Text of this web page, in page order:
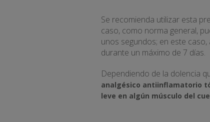
Se recomienda utilizar esta
caso, como norma general,
unos segundos; en este
durante un máximo de 7 días.
Dependiendo de la dolencia
analgésico antiinflamatorio
leve en algún músculo del